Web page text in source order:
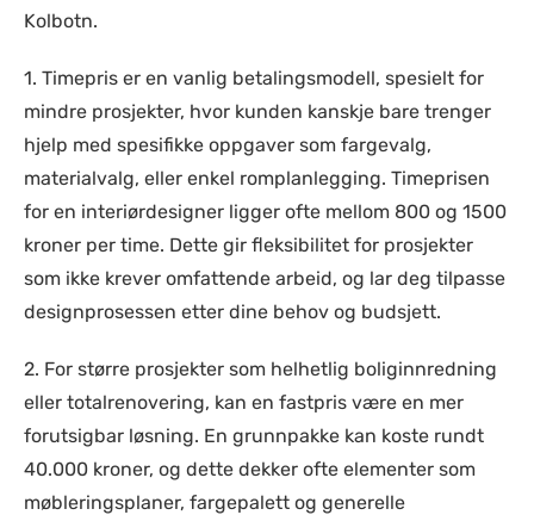
Kolbotn.
1. Timepris er en vanlig betalingsmodell, spesielt for
mindre prosjekter, hvor kunden kanskje bare trenger
hjelp med spesifikke oppgaver som fargevalg,
materialvalg, eller enkel romplanlegging. Timeprisen
for en interiørdesigner ligger ofte mellom 800 og 1500
kroner per time. Dette gir fleksibilitet for prosjekter
som ikke krever omfattende arbeid, og lar deg tilpasse
designprosessen etter dine behov og budsjett.
2. For større prosjekter som helhetlig boliginnredning
eller totalrenovering, kan en fastpris være en mer
forutsigbar løsning. En grunnpakke kan koste rundt
40.000 kroner, og dette dekker ofte elementer som
møbleringsplaner, fargepalett og generelle